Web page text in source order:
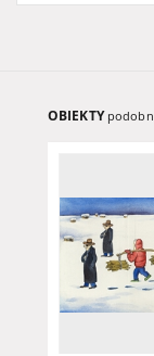
OBIEKTY